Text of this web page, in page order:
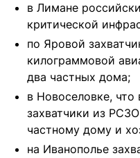
в Лимане
критической
по Яровой
килограммовой
два частных дома;
в Новоселовке,
захватчики из
частному дому и
на Иванополье